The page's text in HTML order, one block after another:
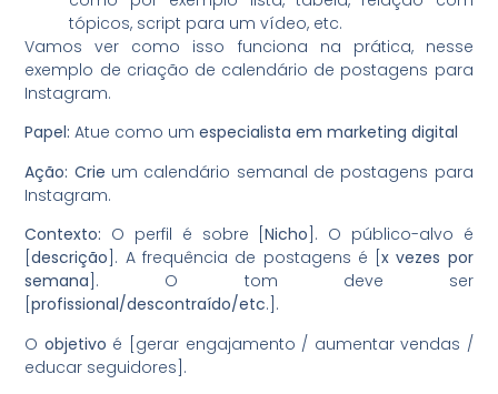
tópicos, script para um vídeo, etc.
Vamos ver como isso funciona na prática, nesse
exemplo de criação de calendário de postagens para
Instagram.
Papel: Atue como umespecialista em marketing digital
Ação: Crie um calendário semanal de postagens para
Instagram.
Contexto: O perfil é sobre [Nicho ]. O público-alvo é
[descrição ]. A frequência de postagens é [x vezes por
semana ]. O tom deve ser
[profissional/descontraído/etc.].
O objetivo é [gerar engajamento / aumentar vendas /
educar seguidores].